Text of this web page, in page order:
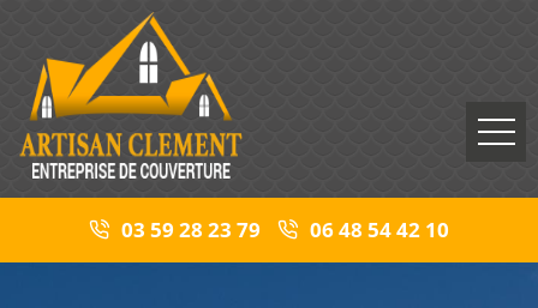
03 59 28 23 79 06 48 54 42 10